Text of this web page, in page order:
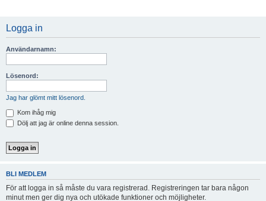
Logga in
Användarnamn:
Lösenord:
Jag har glömt mitt lösenord.
Kom ihåg mig
Dölj att jag är online denna session.
BLI MEDLEM
För att logga in så måste du vara registrerad. Registreringen tar bara någon
minut men ger dig nya och utökade funktioner och möjligheter.